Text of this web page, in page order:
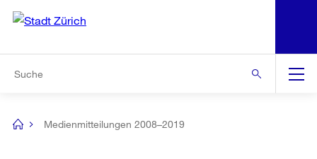
Navigation
[no
Medienmitteilungen 2008–2019